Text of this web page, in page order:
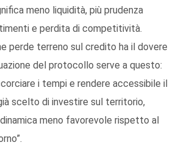
meno liquidità, più prudenza
e perdita di competitività.
perde terreno sul credito ha il dovere
del protocollo serve a questo:
i tempi e rendere accessibile il
scelto di investire sul territorio,
meno favorevole rispetto al